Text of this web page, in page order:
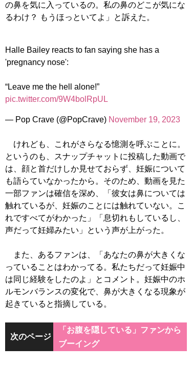
の鼻を気に入っているの。私の鼻のどこが気にな
るわけ？ もうほっといてよ」と訴えた。
Halle Bailey reacts to fan saying she has a
'pregnancy nose':
“Leave me the hell alone!”
pic.twitter.com/9W4bolRpUL
— Pop Crave (@PopCrave) November 19, 2023
けれども、これがさらなる憶測を呼ぶことに。
というのも、スナップチャットに投稿した動画で
は、顔と首だけしか見せておらず、妊娠について
も語らていなかったから。そのため、動画を見た
一部ファンは確信を深め、「彼女は鼻については
触れているが、妊娠のことには触れていない。こ
れですべてがわかった」「息切れもしているし、
声だって妊婦みたい」という声が上がった。
また、あるファンは、「あなたの鼻が大きくな
っていることはわかってる。私たちだって妊娠中
は同じ経験をしたのよ」とコメント。妊娠中のホ
ルモンバランスの変化で、鼻が大きくなる現象が
起きていると指摘している。
次のページ
「お腹を隠している」ファンから
ブーイング